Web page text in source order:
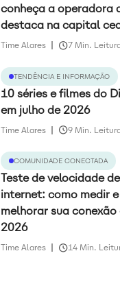
conheça a operadora
destaca na capital
Time Alares 7 Min.
TENDÊNCIA E INFORMAÇÃO
10 séries e filmes do
em julho de 2026
Time Alares 9 Min.
COMUNIDADE CONECTADA
Teste de velocidade de
internet: como medir e
melhorar sua conexão
2026
Time Alares 14 Min.